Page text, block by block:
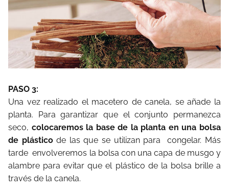
PASO 3:
Una vez realizado el macetero de canela, se añade la
planta. Para garantizar que el conjunto permanezca
seco, colocaremos la base de la planta en una bolsa
de plásticode las que se utilizan para congelar. Más
tarde envolveremos la bolsa con una capa de musgo y
alambre para evitar que el plástico de la bolsa brille a
través de la canela.